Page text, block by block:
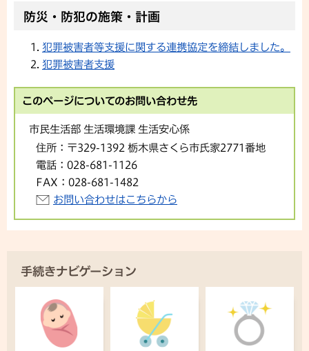
防災・防犯の施策・計画
犯罪被害者等支援に関する連携協定を締結しました。
犯罪被害者支援
このページについてのお問い合わせ先
市民生活部 生活環境課 生活安心係
住所： 〒329-1392 栃木県さくら市氏家2771番地
電話： 028-681-1126
FAX： 028-681-1482
お問い合わせはこちらから
手続きナビゲーション